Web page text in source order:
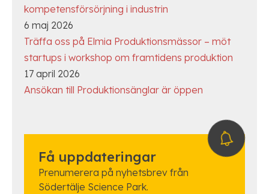
kompetensförsörjning i industrin
6 maj 2026
Träffa oss på Elmia Produktionsmässor – möt
startups i workshop om framtidens produktion
17 april 2026
Ansökan till Produktionsänglar är öppen
Få uppdateringar
Prenumerera på nyhetsbrev från
Södertälje Science Park.